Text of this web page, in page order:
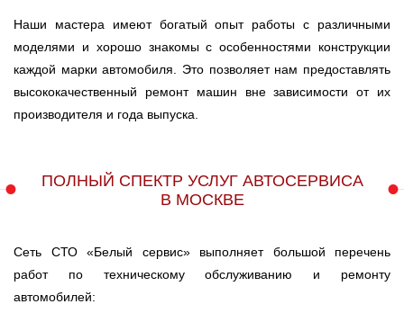
Наши мастера имеют богатый опыт работы с различными
моделями и хорошо знакомы с особенностями конструкции
каждой марки автомобиля. Это позволяет нам предоставлять
высококачественный ремонт машин вне зависимости от их
производителя и года выпуска.
ПОЛНЫЙ СПЕКТР УСЛУГ АВТОСЕРВИСА
В МОСКВЕ
Сеть СТО «Белый сервис» выполняет большой перечень
работ по техническому обслуживанию и ремонту
автомобилей: